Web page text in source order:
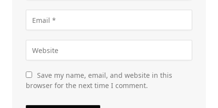
Save my name, email, and website in this
browser for the next time I comment.